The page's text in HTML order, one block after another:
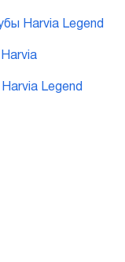
Harvia Legend
Legend